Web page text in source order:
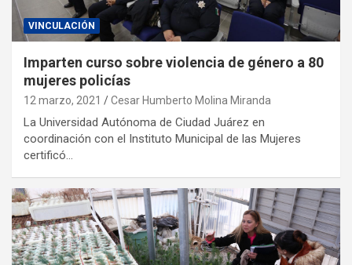
VINCULACIÓN
Imparten curso sobre violencia de género a 80
mujeres policías
12 marzo, 2021 Cesar Humberto Molina Miranda
La Universidad Autónoma de Ciudad Juárez en
coordinación con el Instituto Municipal de las Mujeres
certificó…